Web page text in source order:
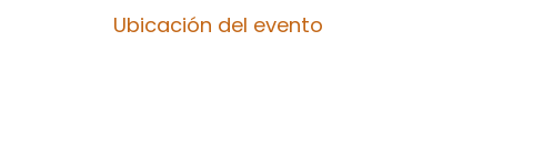
Ubicación del evento